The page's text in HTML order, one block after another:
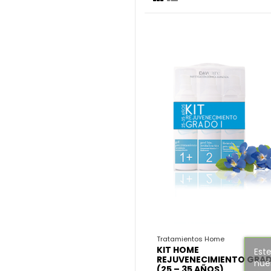
Tratamientos Home
KIT HOME
REJUVENECIMIENTO